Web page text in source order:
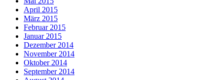
April 2015
März 2015
Februar 2015
Januar 2015
Dezember 2014
November 2014
Oktober 2014
September 2014